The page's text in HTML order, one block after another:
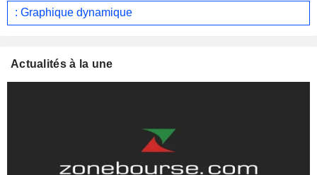
: Graphique dynamique
Actualités à la une